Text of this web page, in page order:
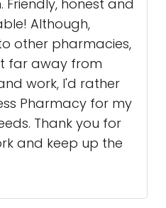
Friendly, honest and
Although,
other pharmacies,
far away from
work, I'd rather
Pharmacy for my
Thank you for
and keep up the